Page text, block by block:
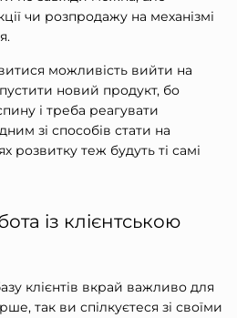
чи розпродажу на механізмі
можливість вийти на
новий продукт, бо
і треба реагувати
зі способів стати на
теж будуть ті самі
із клієнтською
клієнтів вкрай важливо для
так ви спілкуєтеся зі своїми